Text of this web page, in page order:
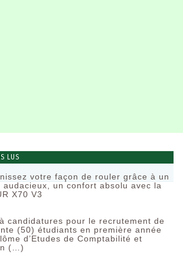
LUS
votre façon de rouler grâce à un
audacieux, un confort absolu avec la
X70 V3
candidatures pour le recrutement de
(50) étudiants en première année
d’Etudes de Comptabilité et
(…)